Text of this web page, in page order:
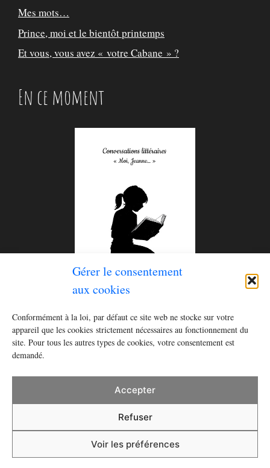
Gérer le consentement
aux cookies
Conformément à la loi, par défaut ce site web ne stocke sur votre
appareil que les cookies strictement nécessaires au fonctionnement du
site. Pour tous les autres types de cookies, votre consentement est
demandé.
Accepter
Refuser
Voir les préférences
Mes mots…
Prince, moi et le bientôt printemps
Et vous, vous avez « votre Cabane » ?
En ce moment
Le tome 2 de la sérieHistoires pour rester éveillé (ou
se réveiller)est disponible ! Commandez le livre dès
maintenant etrecevezun cahier à écrireen cadeau
Acheter
Mentions légales Traitement des données
Cookies
• Construit avec